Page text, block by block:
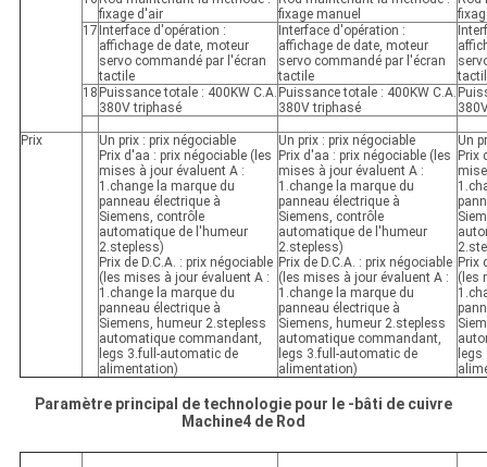
fixage d'air
fixage manuel
17 Interface d'opération :
affichage de date, moteur
servo commandé par l'écran
tactile
Interface d'opération :
affichage de date, moteur
servo commandé par l'écran
tactile
18 Puissance totale : 400KW C.A.
380V triphasé
Puissance totale : 400KW C.A.
380V triphasé
Prix
Un prix : prix négociable
Prix d'aa : prix négociable (les
mises à jour évaluent A :
1.change la marque du
panneau électrique à
Siemens, contrôle
automatique de l'humeur
2.stepless)
Prix de D.C.A. : prix négociable
(les mises à jour évaluent A :
1.change la marque du
panneau électrique à
Siemens, humeur 2.stepless
automatique commandant,
legs 3.full-automatic de
alimentation)
Un prix : prix négociable
Prix d'aa : prix négociable (les
mises à jour évaluent A :
1.change la marque du
panneau électrique à
Siemens, contrôle
automatique de l'humeur
2.stepless)
Prix de D.C.A. : prix négociable
(les mises à jour évaluent A :
1.change la marque du
panneau électrique à
Siemens, humeur 2.stepless
automatique commandant,
legs 3.full-automatic de
alimentation)
Un
Prix
Prix
(les
Paramètre principal de technologie pour le -bâti de cuivre
Machine4 de Rod